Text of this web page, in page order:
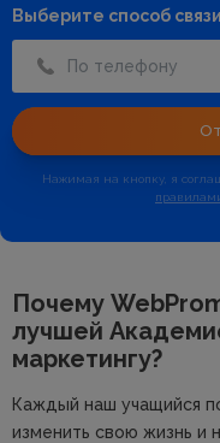
Выберите способ
По телефону
Нажимая на кнопку, я
Почему
лучшей
маркетингу?
Каждый наш учащийся
изменить свою жизнь и